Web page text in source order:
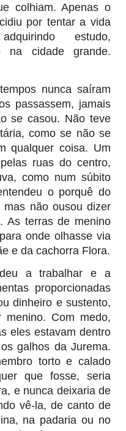
colhiam. Apenas o
por tentar a vida
estudo,
na cidade grande.
nunca saíram
passassem, jamais
se casou. Não teve
como se não se
qualquer coisa. Um
ruas do centro,
como num súbito
o porquê do
não ousou dizer
As terras de menino
onde olhasse via
e da cachorra Flora.
a trabalhar e a
proporcionadas
dinheiro e sustento,
Com medo,
eles estavam dentro
galhos da Jurema.
torto e calado
que fosse, seria
e nunca deixaria de
vê-la, de canto de
na padaria ou no